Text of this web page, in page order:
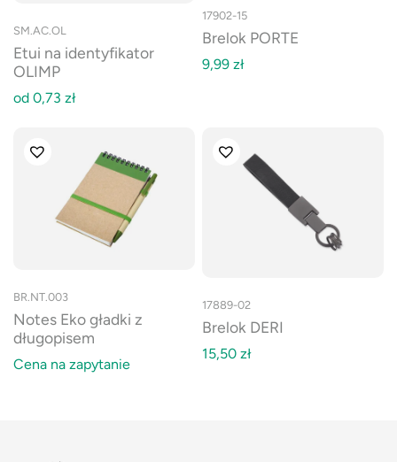
SM.AC.OL
Etui na identyfikator
OLIMP
od 0,73 zł
17902-15
Brelok PORTE
9,99 zł
BR.NT.003
Notes Eko gładki z
długopisem
Cena na zapytanie
17889-02
Brelok DERI
15,50 zł